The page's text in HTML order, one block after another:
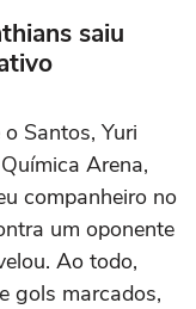
saiu
Santos, Yuri
Arena,
companheiro no
um oponente
Ao todo,
gols marcados,